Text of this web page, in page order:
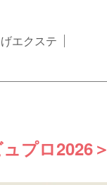
エクステ
プロ2026＞